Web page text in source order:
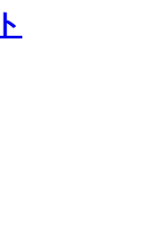
フ
」